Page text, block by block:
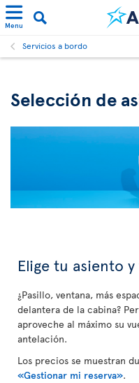
Menu
Servicios a bordo
Selección de
Elige tu asiento
¿Pasillo, ventana, más
delantera de la cabina?
aproveche al máximo su
antelación.
Los precios se muestran
«Gestionar mi reserva».